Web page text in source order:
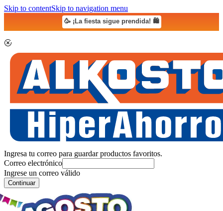
Skip to contentSkip to navigation menu
🥳 ¡La fiesta sigue prendida! 🛍️
Ingresa tu correo para guardar productos favoritos.
Correo electrónico
Ingrese un correo válido
Continuar